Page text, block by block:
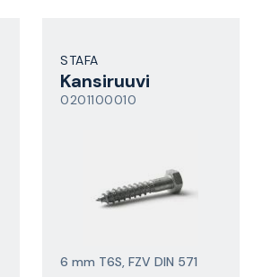
STAFA
Kansiruuvi
0201100010
6 mm T6S, FZV DIN 571